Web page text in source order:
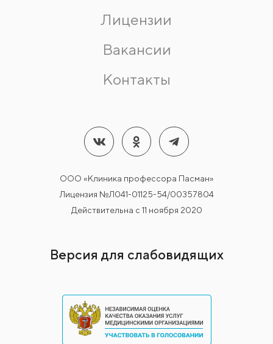
Лицензии
Вакансии
Контакты
ООО «Клиника профессора Пасман»
Лицензия №Л041-01125-54/00357804
Действительна с 11 ноября 2020
Версия для слабовидящих